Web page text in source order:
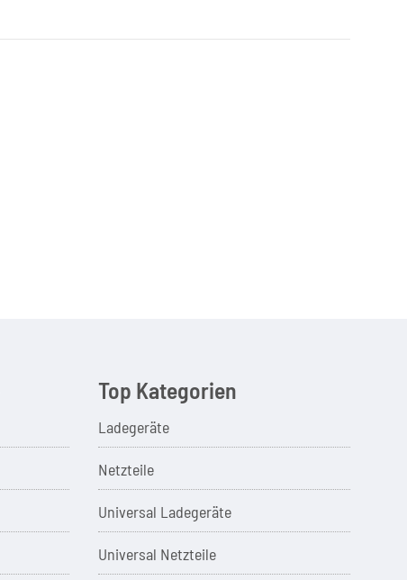
Top Kategorien
Ladegeräte
Netzteile
Universal Ladegeräte
Universal Netzteile